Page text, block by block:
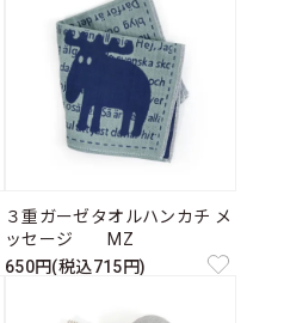
３重ガーゼタオルハンカチ メ
ッセージ MZ
650円(税込715円)